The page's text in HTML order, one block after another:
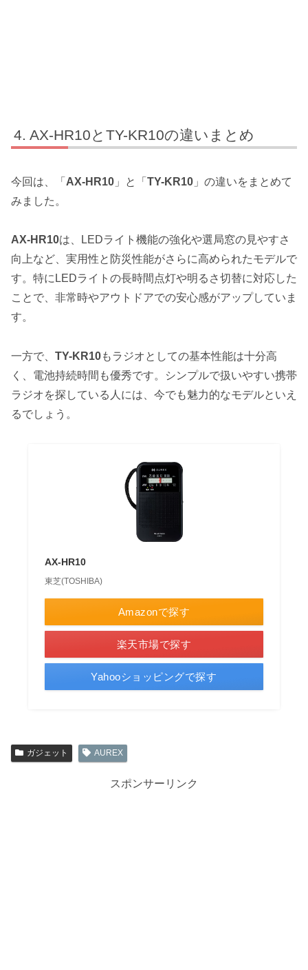
AX-HR10とTY-KR10の違いまとめ
今回は、「 AX-HR10 」と「 TY-KR10 」の違いをまとめて
みました。
AX-HR10は、LEDライト機能の強化や選局窓の見やすさ
向上など、実用性と防災性能がさらに高められたモデルで
す。特にLEDライトの長時間点灯や明るさ切替に対応した
ことで、非常時やアウトドアでの安心感がアップしていま
す。
一方で、 TY-KR10もラジオとしての基本性能は十分高
く、電池持続時間も優秀です。シンプルで扱いやすい携帯
ラジオを探している人には、今でも魅力的なモデルといえ
るでしょう。
AX-HR10
東芝(TOSHIBA)
Amazonで探す
楽天市場で探す
Yahooショッピングで探す
ガジェット AUREX
スポンサーリンク